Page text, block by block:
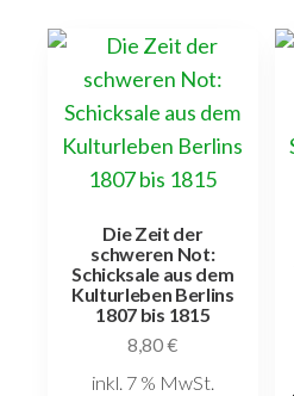
Die Zeit der
schweren Not:
Schicksale aus dem
Kulturleben Berlins
1807 bis 1815
8,80€
inkl. 7 % MwSt.